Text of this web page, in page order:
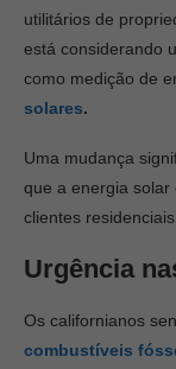
utilitários de
está considerando
como medição de
solares.
Uma mudança
que a energia
clientes
Urgência
Os californianos
combustíveis